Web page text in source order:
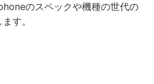
のスペックや機種の世代の
す。